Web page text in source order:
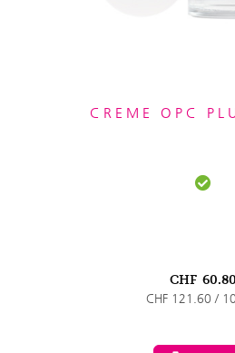
CREME OPC
CHF 60.80
CHF 121.60 /